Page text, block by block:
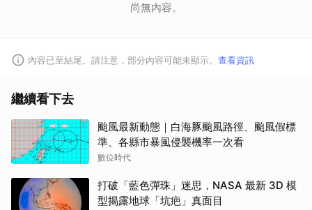
尚無內容。
內容已至結尾。請注意，部分內容可能未顯示。 查看資訊
繼續看下去
颱風最新動態｜白海豚颱風路徑、颱風假標
準、各縣市暴風侵襲機率一次看
數位時代
打破「藍色彈珠」迷思，NASA 最新 3D 模
型揭露地球「坑疤」真面目